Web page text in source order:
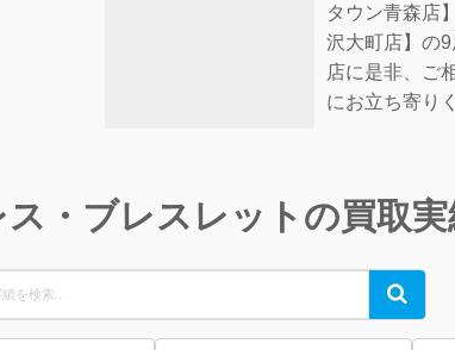
タウン青森店
沢大町店】の
店に是非、ご
にお立ち寄り
・ブレスレットの買取実
Search